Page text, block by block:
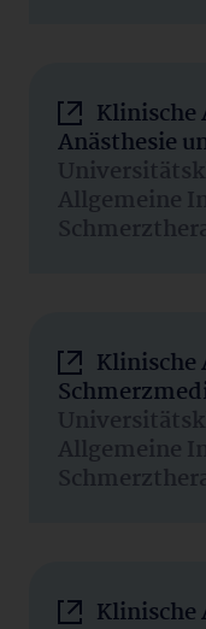
Klinische
Anästhesie
Allgemeine
Klinische
Allgemeine